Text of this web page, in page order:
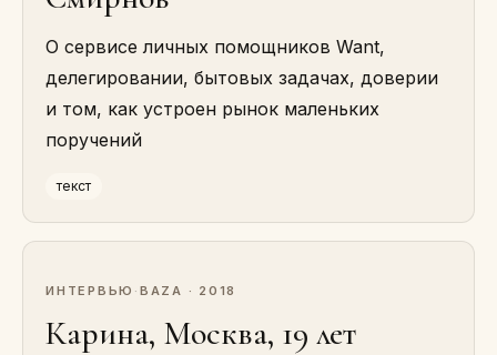
О сервисе личных помощников Want,
делегировании, бытовых задачах, доверии
и том, как устроен рынок маленьких
поручений
текст
ИНТЕРВЬЮ · BAZA · 2018
Карина, Москва, 19 лет